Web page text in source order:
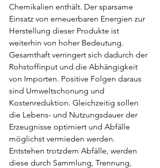
Chemikalien enthält. Der sparsame
Einsatz von erneuerbaren Energien zur
Herstellung dieser Produkte ist
weiterhin von hoher Bedeutung.
Gesamthaft verringert sich dadurch der
Rohstoffinput und die Abhängigkeit
von Importen. Positive Folgen daraus
sind Umweltschonung und
Kostenreduktion. Gleichzeitig sollen
die Lebens- und Nutzungsdauer der
Erzeugnisse optimiert und Abfälle
möglichst vermieden werden.
Entstehen trotzdem Abfälle, werden
diese durch Sammlung, Trennung,